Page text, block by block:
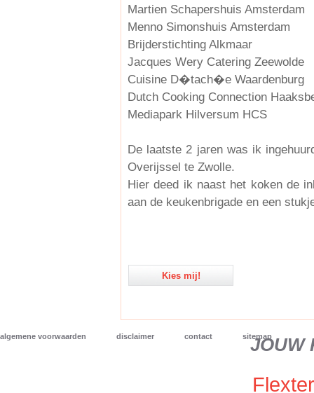
Martien Schapershuis Amsterdam
Menno Simonshuis Amsterdam
Brijderstichting Alkmaar
Jacques Wery Catering Zeewolde
Cuisine D�tach�e Waardenburg
Dutch Cooking Connection
Mediapark Hilversum HCS
De laatste 2 jaren was ik
Overijssel te Zwolle.
Hier deed ik naast het koken de
aan de keukenbrigade en een
Kies mij!
algemene voorwaarden disclaimer contact sitemap
JOUW